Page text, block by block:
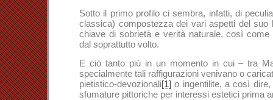
Sotto il primo profilo ci sembra, infatti, di
classica) compostezza dei vari aspetti del suo
chiave di sobrietà e verità naturale, così
dal soprattutto volto.
E ciò tanto più in un momento in cui – tra
specialmente tali raffigurazioni venivano o
pietistico-devozionali[1] o ingentilite, a così
sfumature pittoriche per interessi estetici prima